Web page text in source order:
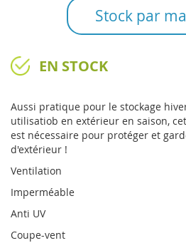
Stock par
EN STOCK
Aussi pratique pour le stockage
utilisatiob en extérieur en saison,
est nécessaire pour protéger et
d'extérieur !
Ventilation
Imperméable
Anti UV
Coupe-vent